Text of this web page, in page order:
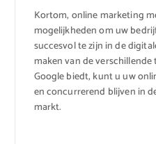
Kortom, online marketing
mogelijkheden om uw
succesvol te zijn in de
maken van de
Google biedt, kunt u uw
en concurrerend blijven in
markt.